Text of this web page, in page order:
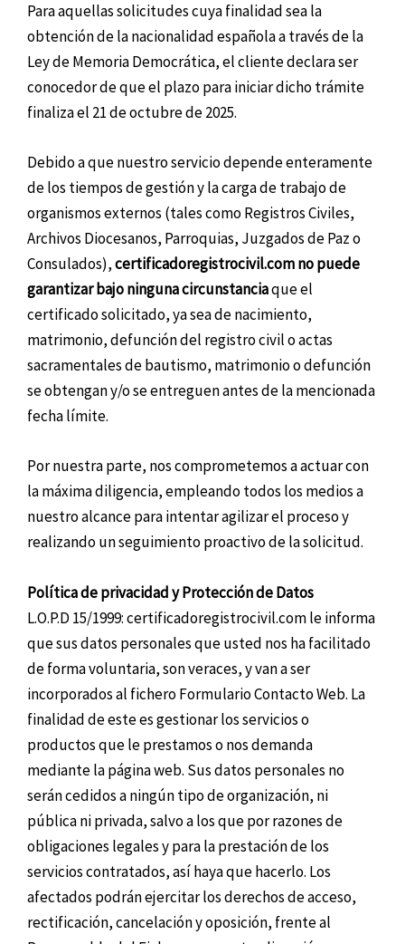
Para aquellas solicitudes cuya finalidad sea la
obtención de la nacionalidad española a través de la
Ley de Memoria Democrática, el cliente declara ser
conocedor de que el plazo para iniciar dicho trámite
finaliza el 21 de octubre de 2025.
Debido a que nuestro servicio depende enteramente
de los tiempos de gestión y la carga de trabajo de
organismos externos (tales como Registros Civiles,
Archivos Diocesanos, Parroquias, Juzgados de Paz o
Consulados),certificadoregistrocivil.com no puede
garantizar bajo ninguna circunstanciaque el
certificado solicitado, ya sea de nacimiento,
matrimonio, defunción del registro civil o actas
sacramentales de bautismo, matrimonio o defunción
se obtengan y/o se entreguen antes de la mencionada
fecha límite.
Por nuestra parte, nos comprometemos a actuar con
la máxima diligencia, empleando todos los medios a
nuestro alcance para intentar agilizar el proceso y
realizando un seguimiento proactivo de la solicitud.
Política de privacidad y Protección de Datos
L.O.P.D 15/1999: certificadoregistrocivil.com le informa
que sus datos personales que usted nos ha facilitado
de forma voluntaria, son veraces, y van a ser
incorporados al fichero Formulario Contacto Web. La
finalidad de este es gestionar los servicios o
productos que le prestamos o nos demanda
mediante la página web. Sus datos personales no
serán cedidos a ningún tipo de organización, ni
pública ni privada, salvo a los que por razones de
obligaciones legales y para la prestación de los
servicios contratados, así haya que hacerlo. Los
afectados podrán ejercitar los derechos de acceso,
rectificación, cancelación y oposición, frente al